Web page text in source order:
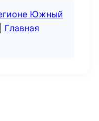
Южный
Главная